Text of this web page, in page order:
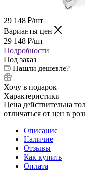
29 148 ₽/шт
Варианты цен
29 148 ₽/шт
Подробности
Под заказ
Нашли дешевле?
Хочу в подарок
Характеристики
Цена действительна
отличаться от цен в
Описание
Наличие
Отзывы
Как купить
Оплата